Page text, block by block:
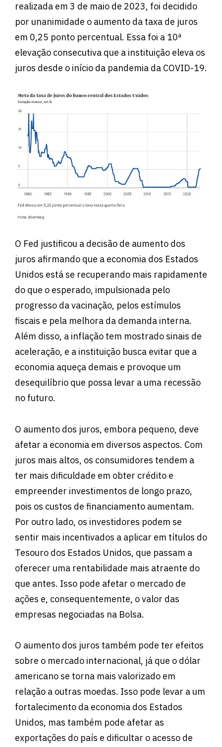
realizada em 3 de maio de 2023, foi decidido
por unanimidade o aumento da taxa de juros
em 0,25 ponto percentual. Essa foi a 10ª
elevação consecutiva que a instituição eleva os
juros desde o início da pandemia da COVID-19.
O Fed justificou a decisão de aumento dos
juros afirmando que a economia dos Estados
Unidos está se recuperando mais rapidamente
do que o esperado, impulsionada pelo
progresso da vacinação, pelos estímulos
fiscais e pela melhora da demanda interna.
Além disso, a inflação tem mostrado sinais de
aceleração, e a instituição busca evitar que a
economia aqueça demais e provoque um
desequilíbrio que possa levar a uma recessão
no futuro.
O aumento dos juros, embora pequeno, deve
afetar a economia em diversos aspectos. Com
juros mais altos, os consumidores tendem a
ter mais dificuldade em obter crédito e
empreender investimentos de longo prazo,
pois os custos de financiamento aumentam.
Por outro lado, os investidores podem se
sentir mais incentivados a aplicar em títulos do
Tesouro dos Estados Unidos, que passam a
oferecer uma rentabilidade mais atraente do
que antes. Isso pode afetar o mercado de
ações e, consequentemente, o valor das
empresas negociadas na Bolsa.
O aumento dos juros também pode ter efeitos
sobre o mercado internacional, já que o dólar
americano se torna mais valorizado em
relação a outras moedas. Isso pode levar a um
fortalecimento da economia dos Estados
Unidos, mas também pode afetar as
exportações do país e dificultar o acesso de